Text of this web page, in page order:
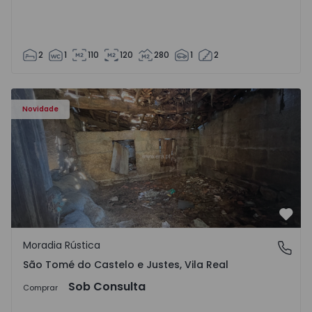
2 1 110 120 280 1 2
Novidade
Moradia Vila Real, São Tomé do Castelo e Justes -
São Tomé do Castelo e Justes, Vila Real
Moradia Rústica
São Tomé do Castelo e Justes, Vila Real
Comprar Sob Consulta